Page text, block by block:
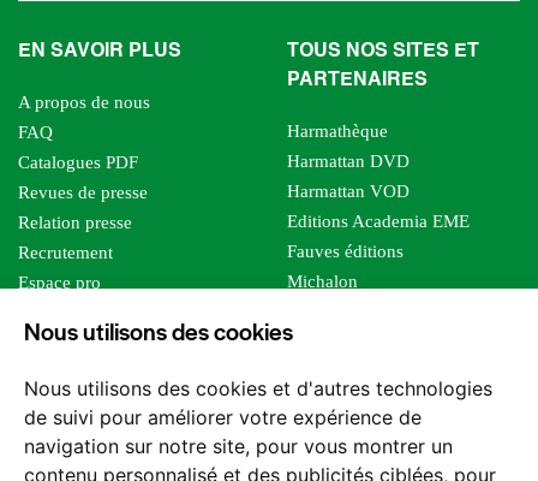
Nous utilisons des cookies
Nous utilisons des cookies et d'autres technologies
de suivi pour améliorer votre expérience de
navigation sur notre site, pour vous montrer un
contenu personnalisé et des publicités ciblées, pour
EN SAVOIR PLUS
A propos de nous
FAQ
Catalogues PDF
Revues de presse
Relation presse
Recrutement
Espace pro
Foreign rights
TOUS NOS SITES ET
PARTENAIRES
Harmathèque
Harmattan DVD
Harmattan VOD
Editions Academia EME
Fauves éditions
Michalon
Editions Sutton
Les impliqués
Tous les éditeurs